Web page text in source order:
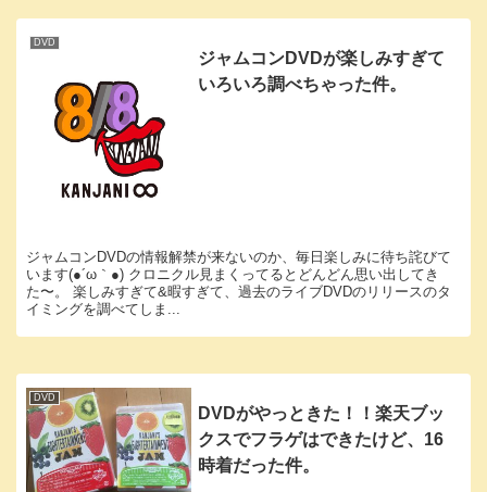
DVD
ジャムコンDVDが楽しみすぎて
いろいろ調べちゃった件。
ジャムコンDVDの情報解禁が来ないのか、毎日楽しみに待ち詫びて
います(●´ω｀●) クロニクル見まくってるとどんどん思い出してき
た〜。 楽しみすぎて&暇すぎて、過去のライブDVDのリリースのタ
イミングを調べてしま...
DVD
DVDがやっときた！！楽天ブッ
クスでフラゲはできたけど、16
時着だった件。